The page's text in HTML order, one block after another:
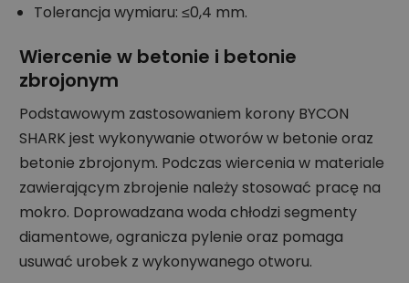
Tolerancja wymiaru: ≤0,4 mm.
Wiercenie w betonie i betonie
zbrojonym
Podstawowym zastosowaniem korony BYCON
SHARK jest wykonywanie otworów w betonie oraz
betonie zbrojonym. Podczas wiercenia w materiale
zawierającym zbrojenie należy stosować pracę na
mokro. Doprowadzana woda chłodzi segmenty
diamentowe, ogranicza pylenie oraz pomaga
usuwać urobek z wykonywanego otworu.